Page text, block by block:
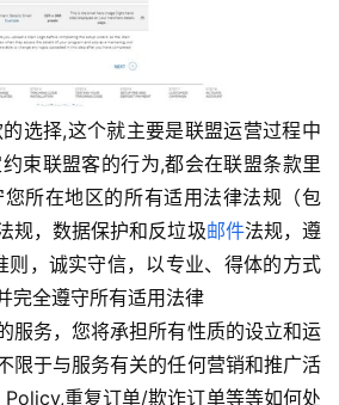
束联盟客的行为,都会在联盟条款里
所在地区的所有适用法律法规（包
规，数据保护和反垃圾邮件法规，遵
则，诚实守信，以专业、得体的方式
完全遵守所有适用法律
服务，您将承担所有性质的设立和运
限于与服务有关的任何营销和推广活
重复订单/欺诈订单等等如何处